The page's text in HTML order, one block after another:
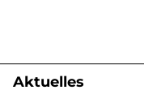
Aktuelles